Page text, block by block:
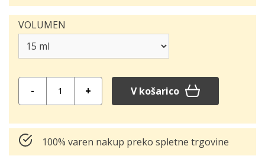
VOLUMEN
Količina:
V košarico
100% varen nakup preko spletne trgovine